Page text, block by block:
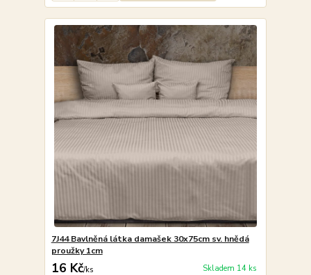
7J44 Bavlněná látka damašek 30x75cm sv. hnědá
proužky 1cm
16 Kč/ks Skladem 14 ks